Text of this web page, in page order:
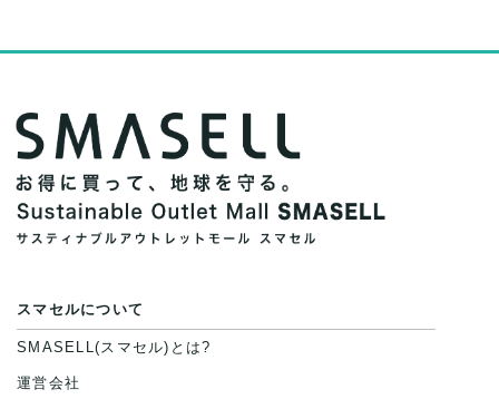
スマセルについて
SMASELL(スマセル)とは?
運営会社